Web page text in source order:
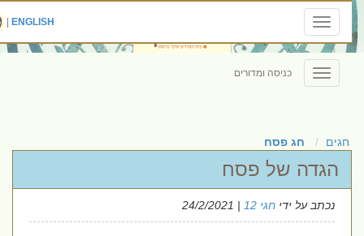
Toggle
navigation
ENGLISH
|
Toggle
navigation
כניסה ומדורים
חגים חג פסח
הגדה של פסח
נכתב על ידיחגי 12 | 24/2/2021